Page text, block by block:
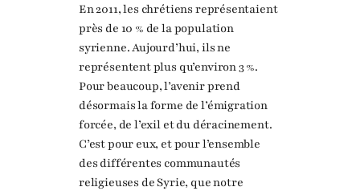
En 2011, les chrétiens représentaient
près de 10 % de la population
syrienne. Aujourd’hui, ils ne
représentent plus qu’environ 3 %.
Pour beaucoup, l’avenir prend
désormais la forme de l’émigration
forcée, de l’exil et du déracinement.
C’est pour eux, et pour l’ensemble
des différentes communautés
religieuses de Syrie, que notre